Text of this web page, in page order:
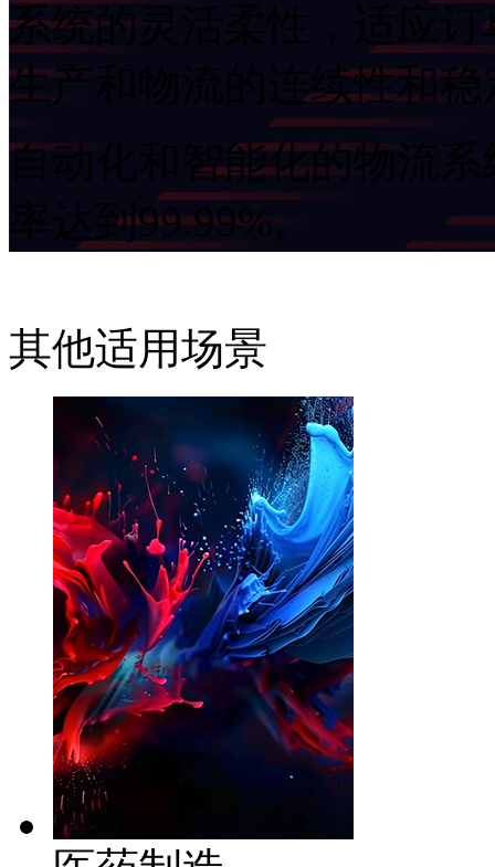
系统的灵活柔性，适应
生产和物流的连续性和稳
自动化和智能化的物流
率达到99.99%。
其他适用场景